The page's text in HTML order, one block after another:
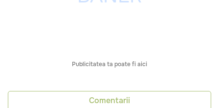
Publicitatea ta poate fi aici
Comentarii